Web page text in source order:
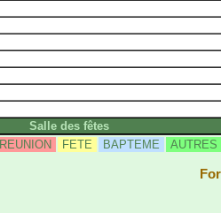
Salle des fêtes
REUNION FETE BAPTEME AUTRES